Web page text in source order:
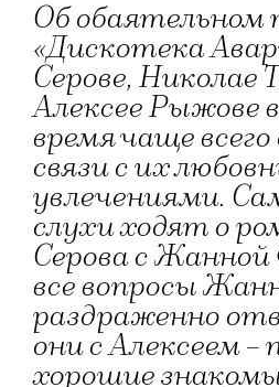
Об обаятельном
«Дискотека
Серове, Николае
Алексее Рыжове
время чаще
связи с их
увлечениями.
слухи ходят о
Серова с
все вопросы
раздраженно
они с Алексеем –
хорошие